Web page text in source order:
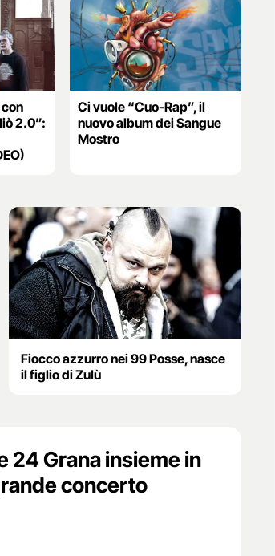
2.0”:
Ci vuole “Cuo-Rap”, il
nuovo album dei Sangue
Mostro
Fiocco azzurro nei 99 Posse, nasce
il figlio di Zulù
24 Grana insieme in
concerto